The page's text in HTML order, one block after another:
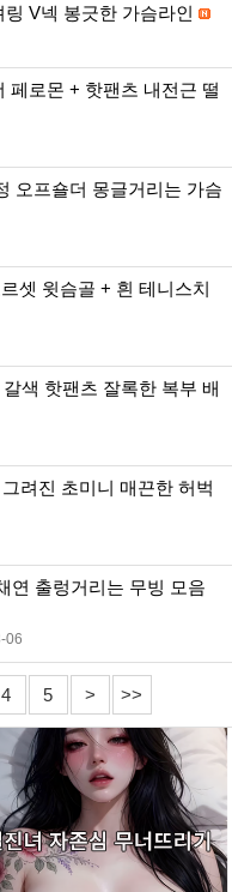
V넥 봉긋한 가슴라인
페로몬 + 핫팬츠 내전근 떨
오프숄더 몽글거리는 가슴
셋 윗슴골 + 흰 테니스치
색 핫팬츠 잘록한 복부 배
려진 초미니 매끈한 허벅
연 출렁거리는 무빙 모음
06
4 5 > >>